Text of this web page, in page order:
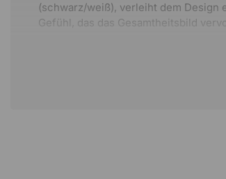
(schwarz/weiß), verleiht dem Design
Gefühl, das das Gesamtheitsbild